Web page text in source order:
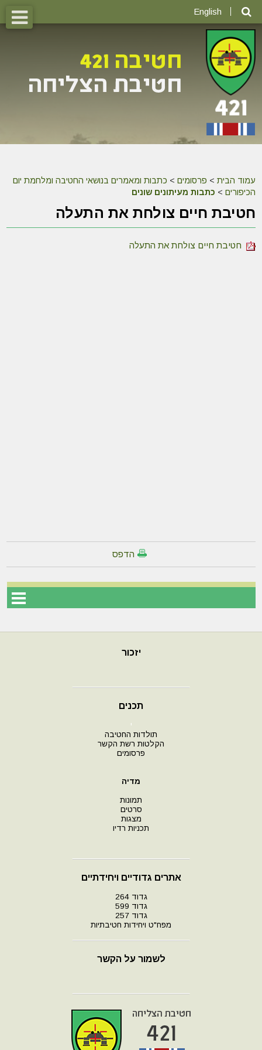
English
עמוד הבית > פרסומים > כתבות ומאמרים בנושאי החטיבה ומלחמת יום
הכיפורים > כתבות מעיתונים שונים
חטיבת חיים צולחת את התעלה
חטיבת חיים צולחת את התעלה
הדפס
יזכור
תכנים
י
תולדות החטיבה
הקלטות רשת הקשר
פרסומים
מדיה
תמונות
סרטים
מצגות
תכניות רדיו
אתרים גדודיים ויחידתיים
גדוד 264
גדוד 599
גדוד 257
מפח"ט ויחידות חטיבתיות
לשמור על הקשר